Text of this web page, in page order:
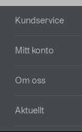
Sidfot
Kundservice
Mitt konto
Om oss
Aktuellt